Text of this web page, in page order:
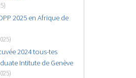
2025 en Afrique de
2024 tous-tes
Intitute de Genève